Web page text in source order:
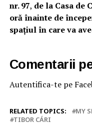
nr. 97, de la Casa de
oră înainte de
spațiul în care va
Comentarii
Autentifica-te pe
RELATED TOPICS: MY
TIBOR CÁRI